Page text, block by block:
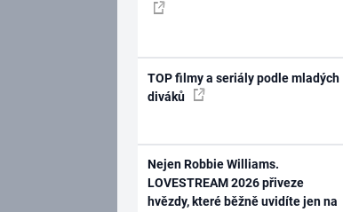
TOP filmy a seriály podle mladých
diváků
Nejen Robbie Williams.
LOVESTREAM 2026 přiveze
hvězdy, které běžně uvidíte jen na